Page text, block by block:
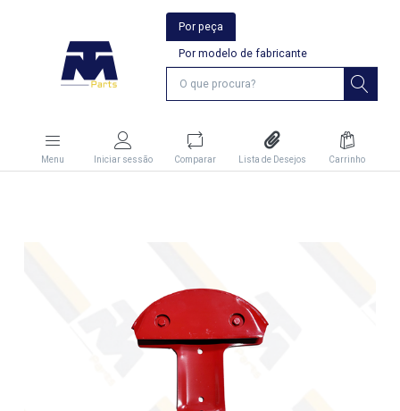
Por peça
Por modelo de fabricante
Menu Iniciar sessão Comparar Lista de Desejos Carrinho